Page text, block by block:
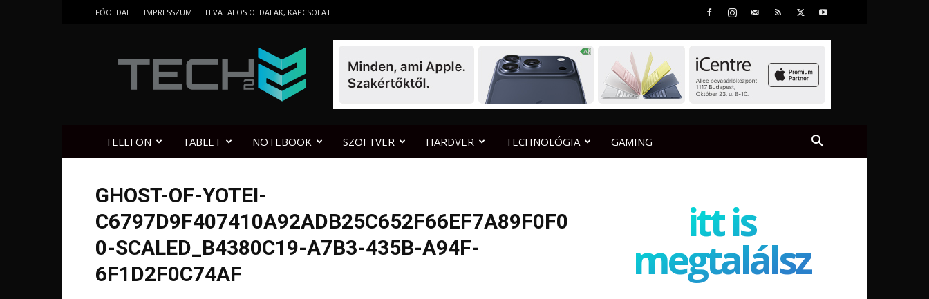
FŐOLDAL IMPRESSZUM HIVATALOS OLDALAK, KAPCSOLAT
TELEFON TABLET NOTEBOOK SZOFTVER HARDVER TECHNOLÓGIA GAMING
GHOST-OF-YOTEI-
C6797D9F407410A92ADB25C652F66EF7A89F0F0
0-SCALED_B4380C19-A7B3-435B-A94F-
6F1D2F0C74AF
itt is
megtalálsz